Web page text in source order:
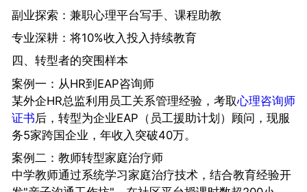
副业探索：兼职心理平台写手、课程助教
专业深耕：将10%收入投入持续教育
四、转型者的突围样本
案例一：从HR到EAP咨询师
某外企HR总监利用员工关系管理经验，考取心理咨询师
证书后，转型为企业EAP（员工援助计划）顾问，现服
务5家跨国企业，年收入突破40万。
案例二：教师转型家庭治疗师
中学教师通过系统学习家庭治疗技术，结合教育经验开